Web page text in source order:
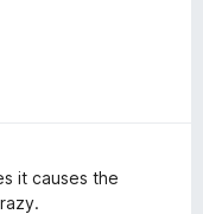
it causes the